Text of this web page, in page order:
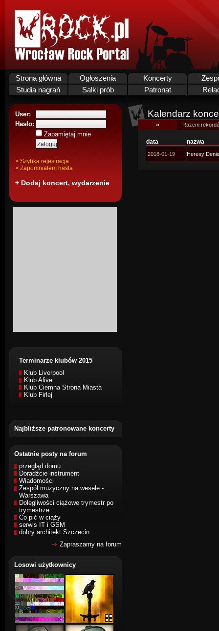
Strona główna Ogłoszenia Koncerty
Studia nagrań
Salki prób Patronat
User:
Hasło:
Zapamiętaj mnie
> Szybka rejestracja
> Zapomnialem hasla
+ Dodaj koncert, wydarzenie
Terminarze klubów 2015
Klub Liverpool
Klub Alive
Klub Ciemna Strona Miasta
Klub Firlej
Najbliższe patronowane koncerty
Ostatnie posty na forum
przegląd domu
Doradźcie instrument
Wiadomości
Zespół muzyczny na wesele -
Warszawa
Dolegliwości ciążowe trymestr po
trymestrze
Co pić w ciąży
serwis IT i GSM
dobry architekt Szczecin
Zapraszamy na forum
Losowi użytkownicy
Kalendarz
» Razem
data nazwa
2018-01-19 Heresy